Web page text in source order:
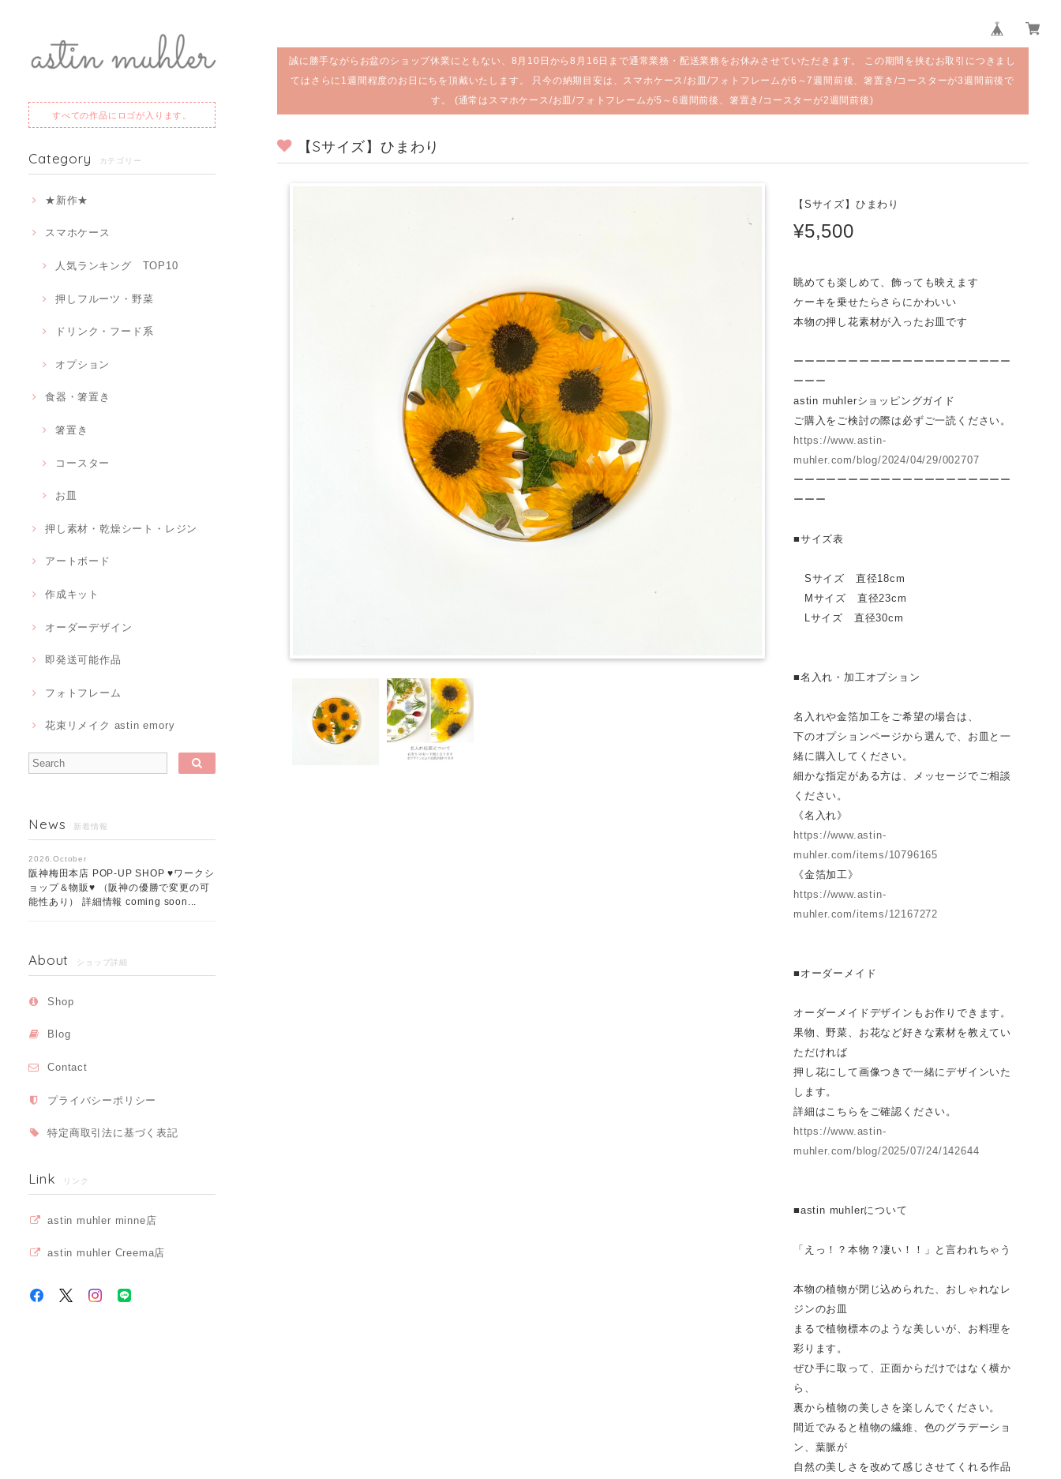
すべての作品にロゴが入ります。
Category カテゴリー
★新作★
スマホケース
人気ランキング TOP10
押しフルーツ・野菜
ドリンク・フード系
オプション
食器・箸置き
箸置き
コースター
お皿
押し素材・乾燥シート・レジン
アートボード
作成キット
オーダーデザイン
即発送可能作品
フォトフレーム
花束リメイク astin emory
News 新着情報
2026.October
阪神梅田本店 POP-UP SHOP ♥ワークシ
ョップ＆物販♥ （阪神の優勝で変更の可
能性あり） 詳細情報 coming soon...
About ショップ詳細
Shop
Blog
Contact
プライバシーポリシー
特定商取引法に基づく表記
Link リンク
astin muhler minne店
astin muhler Creema店
誠に勝手ながらお盆のショップ休業にともない、8月10日から8月16日まで通常業務・配送業務をお休みさせていただきます。 この期間を挟むお取引につきまし
てはさらに1週間程度のお日にちを頂戴いたします。 只今の納期目安は、スマホケース/お皿/フォトフレームが6～7週間前後、箸置き/コースターが3週間前後で
す。 (通常はスマホケース/お皿/フォトフレームが5～6週間前後、箸置き/コースターが2週間前後)
【Sサイズ】ひまわり
【Sサイズ】ひまわり
¥5,500
眺めても楽しめて、飾っても映えます
ケーキを乗せたらさらにかわいい
本物の押し花素材が入ったお皿です
ーーーーーーーーーーーーーーーーーーーー
ーーー
astin muhlerショッピングガイド
ご購入をご検討の際は必ずご一読ください。
https://www.astin-
muhler.com/blog/2024/04/29/002707
ーーーーーーーーーーーーーーーーーーーー
ーーー
■サイズ表
Sサイズ 直径18cm
Mサイズ 直径23cm
Lサイズ 直径30cm
■名入れ・加工オプション
名入れや金箔加工をご希望の場合は、
下のオプションページから選んで、お皿と一
緒に購入してください。
細かな指定がある方は、メッセージでご相談
ください。
《名入れ》
https://www.astin-
muhler.com/items/10796165
《金箔加工》
https://www.astin-
muhler.com/items/12167272
■オーダーメイド
オーダーメイドデザインもお作りできます。
果物、野菜、お花など好きな素材を教えてい
ただければ
押し花にして画像つきで一緒にデザインいた
します。
詳細はこちらをご確認ください。
https://www.astin-
muhler.com/blog/2025/07/24/142644
■astin muhlerについて
「えっ！？本物？凄い！！」と言われちゃう
本物の植物が閉じ込められた、おしゃれなレ
ジンのお皿
まるで植物標本のような美しいが、お料理を
彩ります。
ぜひ手に取って、正面からだけではなく横か
ら、
裏から植物の美しさを楽しんでください。
間近でみると植物の繊維、色のグラデーショ
ン、葉脈が
自然の美しさを改めて感じさせてくれる作品